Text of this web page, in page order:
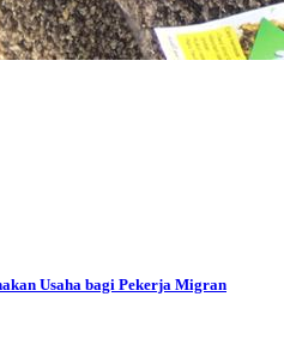
Usaha bagi Pekerja Migran